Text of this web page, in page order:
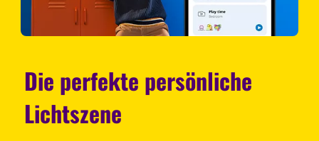
Die perfekte persönliche
Lichtszene